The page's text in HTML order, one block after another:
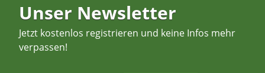
Unser Newsletter
Jetzt kostenlos registrieren und keine Infos mehr
verpassen!